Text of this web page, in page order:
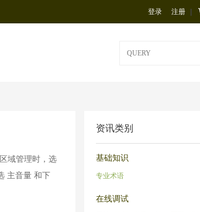
登录 注册
资讯类别
基础知识
专业术语
在线调试
域管理时，选
主音量 和下